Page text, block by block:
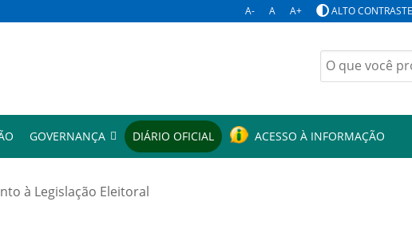
A- A A+ ALTO CONTRASTE
Buscar
por:
GOVERNANÇA DIÁRIO OFICIAL ACESSO À INFORMAÇÃO
à Legislação Eleitoral